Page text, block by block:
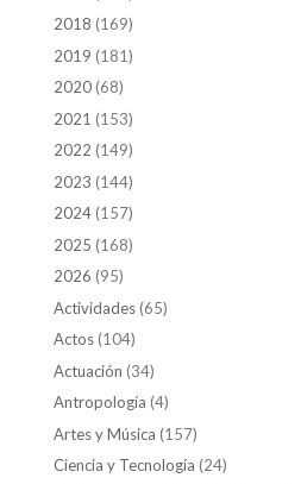
2018 (169)
2019 (181)
2020(68)
2021 (153)
2022 (149)
2023 (144)
2024(157)
2025 (168)
2026 (95)
Actividades(65)
Actos(104)
Actuación (34)
Antropología (4)
Artes y Música (157)
Ciencia y Tecnología (24)